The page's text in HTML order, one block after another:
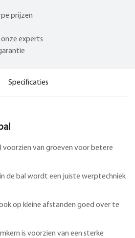
prijzen
experts
Specificaties
van groeven voor betere
de bal wordt een juiste werptechniek
op kleine afstanden goed over te
is voorzien van een sterke